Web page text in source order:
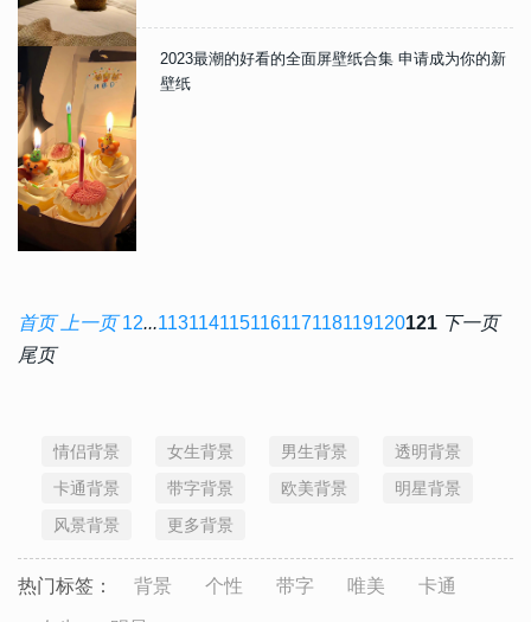
2023最潮的好看的全面屏壁纸合集 申请成为你的新
壁纸
首页 上一页 12...113114115116117118119120121 下一页
尾页
情侣背景 女生背景 男生背景
透明背景
卡通背景
带字背景 欧美背景
明星背景
风景背景
更多背景
热门标签： 背景 个性 带字 唯美 卡通